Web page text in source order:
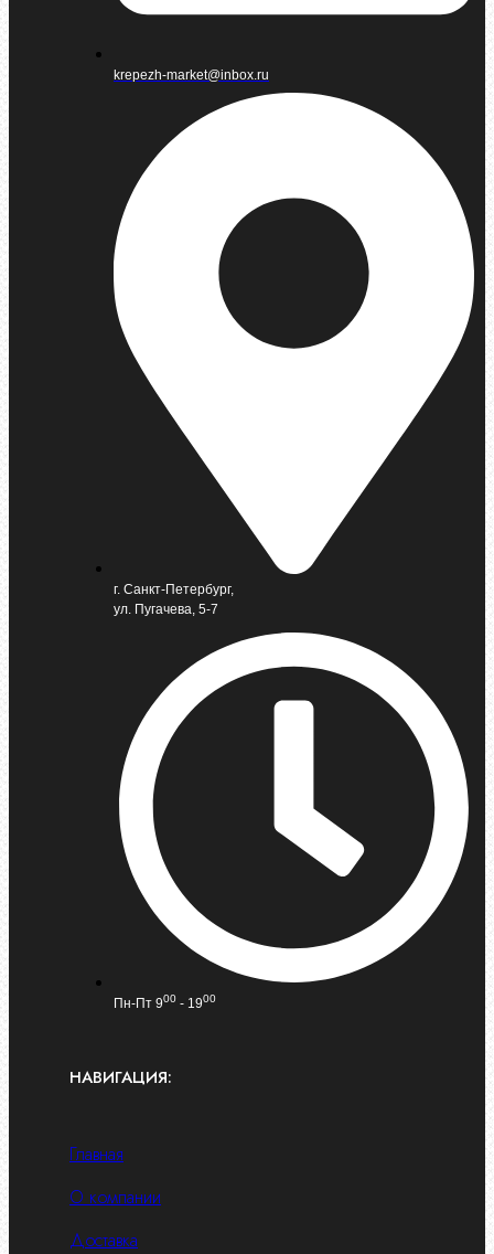
krepezh-market@inbox.ru
г. Санкт-Петербург,
ул. Пугачева, 5-7
Пн-Пт 900 - 1900
НАВИГАЦИЯ:
Главная
О компании
Доставка